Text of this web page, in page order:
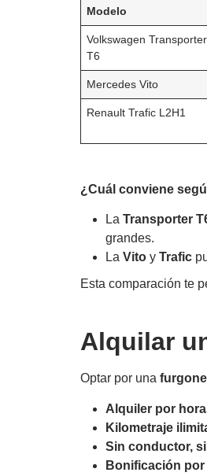
Modelo
Volkswagen Transporter
T6
Mercedes Vito
Renault Trafic L2H1
¿Cuál conviene
La Transporter
grandes.
La Vito y Trafic
Esta comparación te
Alquilar
Optar por una
Alquiler por
Kilometraje
Sin conductor,
Bonificación